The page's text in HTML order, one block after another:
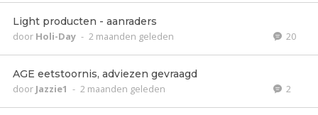
Light producten - aanraders
door Holi-Day - 2 maanden geleden 20
AGE eetstoornis, adviezen gevraagd
door Jazzie1 - 2 maanden geleden 2